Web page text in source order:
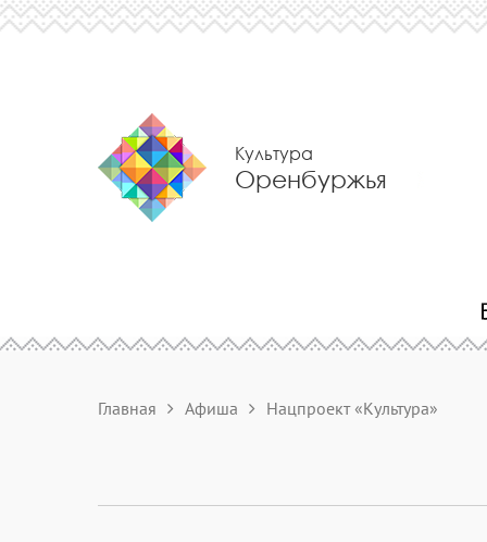
Культура
Оренбуржья
Главная Афиша Нацпроект «Культура»